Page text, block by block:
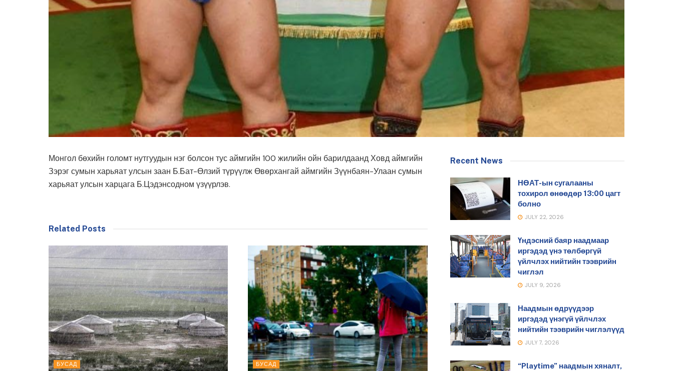
Монгол бөхийн голомт нутгуудын нэг болсон тус аймгийн 100 жилийн ойн барилдаанд Ховд аймгийн
Зэрэг сумын харьяат улсын заан Б.Бат-Өлзий түрүүлж Өвөрхангай аймгийн Зүүнбаян-Улаан сумын
харьяат улсын харцага Б.Цэдэнсодном үзүүрлэв.
Related Posts
БУСАД БУСАД
Recent News
НӨАТ-ын сугалааны
тохирол өнөөдөр 13:00 цагт
болно
JULY 22, 2026
Үндэсний баяр наадмаар
иргэдэд үнэ төлбөргүй
үйлчлэх нийтийн тээврийн
чиглэл
JULY 9, 2026
Наадмын өдрүүдээр
иргэдэд үнэгүй үйлчлэх
нийтийн тээврийн чиглэлүүд
JULY 7, 2026
“Playtime” наадмын хяналт,